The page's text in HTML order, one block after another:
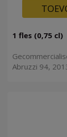
1 fles (0,75 cl)
Abruzzi 94,